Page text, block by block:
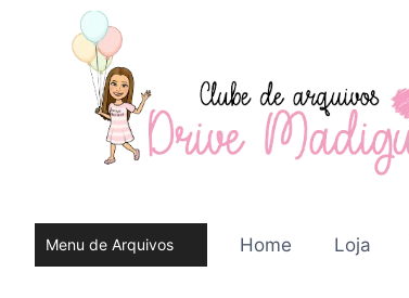
Menu de Arquivos Home Loja